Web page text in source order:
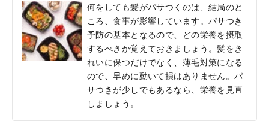
何をしても髪がパサつくのは、結局のと
ころ、食事が影響しています。パサつき
予防の基本となるので、どの栄養を摂取
するべきか覚えておきましょう。髪をき
れいに保つだけでなく、薄毛対策になる
ので、早めに動いて損はありません。パ
サつきが少しでもあるなら、栄養を見直
しましょう。